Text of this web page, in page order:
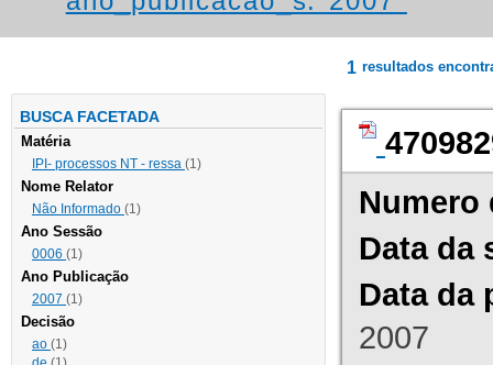
BUSCA FACETADA
Matéria
IPI- processos NT - ressa (1)
Nome Relator
Não Informado (1)
Ano Sessão
0006 (1)
Ano Publicação
2007 (1)
Decisão
ao (1)
1 resultados
Numero
Data da
Data da
2007